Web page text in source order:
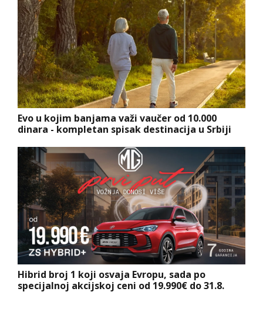
Evo u kojim banjama važi vaučer od 10.000
dinara - kompletan spisak destinacija u Srbiji
Hibrid broj 1 koji osvaja Evropu, sada po
specijalnoj akcijskoj ceni od 19.990€ do 31.8.